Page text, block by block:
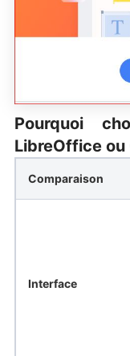
Pourquoi
LibreOffice
Comparaison
Interface